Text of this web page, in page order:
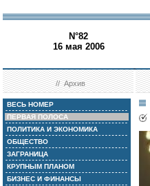
N°82
16 мая 2006
//Архив
ВЕСЬ НОМЕР
ПЕРВАЯ ПОЛОСА
ПОЛИТИКА И ЭКОНОМИКА
ОБЩЕСТВО
ЗАГРАНИЦА
КРУПНЫМ ПЛАНОМ
БИЗНЕС И ФИНАНСЫ